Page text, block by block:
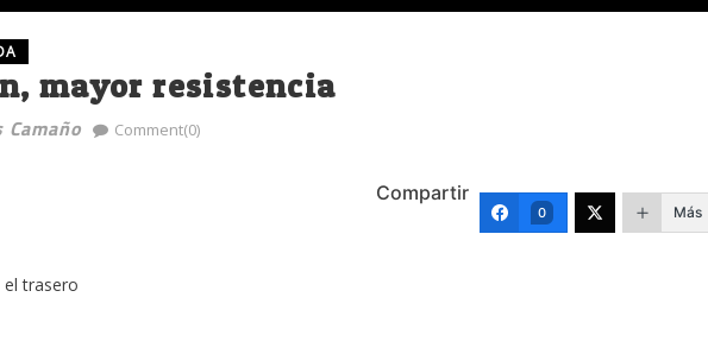
mayor resistencia
Camaño Comment(0)
Compartir
0 Más
el trasero